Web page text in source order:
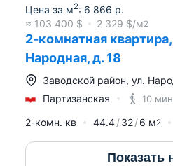
Цена за м2: 6 866 р.
≈ 103 400 $ 2 329 $/м2
2-комнатная
Народная, д. 18
Заводской район, ул.
Партизанская
10 мин
2-комн. кв 44.4 32 6 м2
Показать